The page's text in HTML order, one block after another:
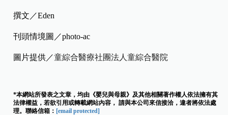
撰文／Eden
刊頭情境圖／photo-ac
圖片提供／童綜合醫療社團法人童綜合醫院
*本網站所發表之文章，均由《嬰兒與母親》及其他相關著作權人依法擁有其
法律權益，若欲引用或轉載網站內容， 請與本公司來信接洽，違者將依法處
理。聯絡信箱： [email protected]